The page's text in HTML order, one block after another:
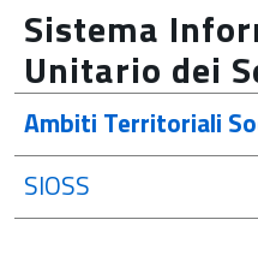
Sistema
Unitario dei
Ambiti Territoriali
SIOSS